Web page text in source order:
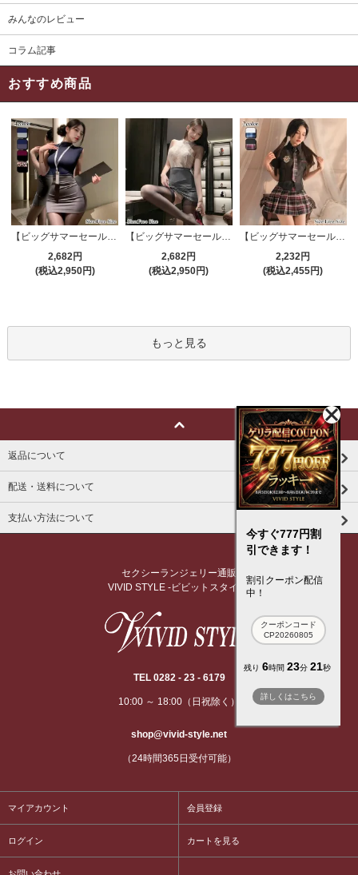
みんなのレビュー
コラム記事
おすすめ商品
【ビッグサマーセール対象品】セクシーコスプレ(SEXYCOSPLAY) 4421
2,682円
(税込2,950円)
【ビッグサマーセール対象品】セクシーコスプレ(SEXYCOSPLAY) 4191
2,682円
(税込2,950円)
【ビッグサマーセール対象品】セクシーコスプレ(SEXYCOSPLAY) 3386
2,232円
(税込2,455円)
もっと見る
返品について
配送・送料について
支払い方法について
セクシーランジェリー通販
VIVID STYLE -ビビットスタイル-
TEL 0282 - 23 - 6179
10:00 ～ 18:00（日祝除く）
shop@vivid-style.net
（24時間365日受付可能）
マイアカウント 会員登録
ログイン カートを見る
今すぐ777円割
引できます！
割引クーポン配信
中！
クーポンコード
CP20260805
残り 6時間 23分 21秒
詳しくはこちら